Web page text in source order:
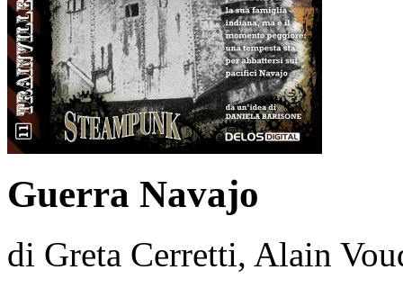
Guerra Navajo
di Greta Cerretti, Alain